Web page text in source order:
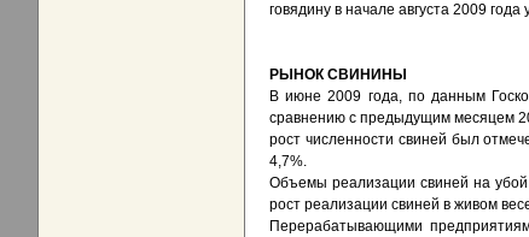
говядину в начале августа 2009
РЫНОК СВИНИНЫ
В июне 2009 года, по данным
сравнению с предыдущим месяцем
рост численности свиней был
4,7%.
Объемы реализации свиней на
рост реализации свиней в живом
Перерабатывающими